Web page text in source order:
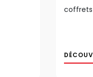
coffrets